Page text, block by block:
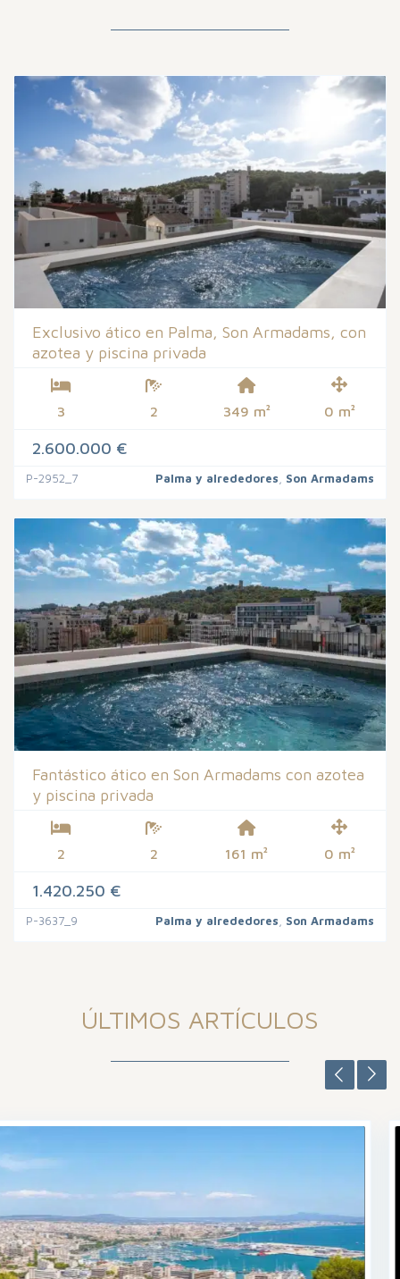
Exclusivo ático en Palma, Son Armadams, con
azotea y piscina privada
3 2 349 m² 0 m²
2.600.000 €
P-2952_7 Palma y alrededores Son Armadams
Fantástico ático en Son Armadams con azotea
y piscina privada
2 2 161 m² 0 m²
1.420.250 €
P-3637_9 Palma y alrededores Son Armadams
ÚLTIMOS ARTÍCULOS